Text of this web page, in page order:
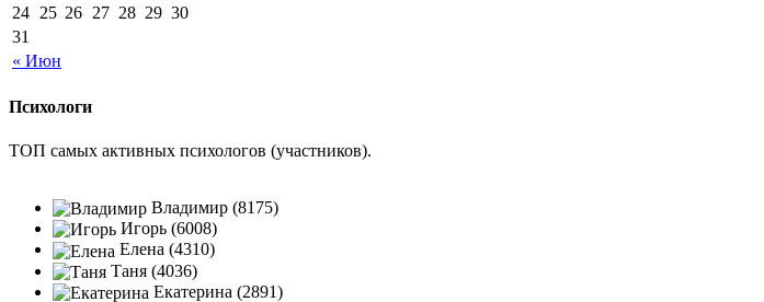
« Июн
24 25 26 27 28 29 30
31
Психологи
ТОП самых активных психологов (участников).
Владимир (8175)
Игорь (6008)
Елена (4310)
Таня (4036)
Екатерина (2891)